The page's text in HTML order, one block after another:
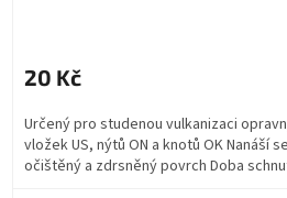
20 Kč
Určený pro studenou vulkanizaci
vložek US, nýtů ON a knotů OK Nanáší
očištěný a zdrsněný povrch Doba